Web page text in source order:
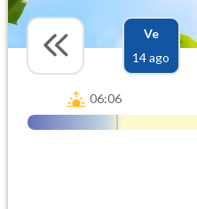
Ve
14 ago
06:06